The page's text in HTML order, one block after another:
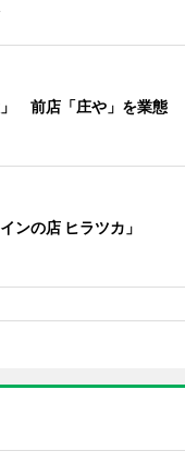
前店「庄や」を業態
ンの店 ヒラツカ」